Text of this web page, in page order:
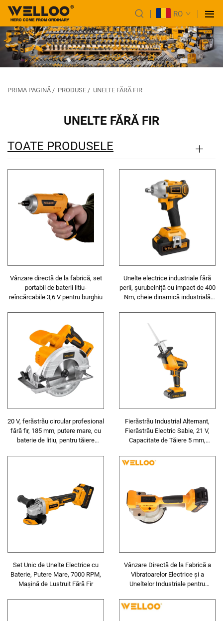
RO
PRIMA PAGINĂ / PRODUSE / UNELTE FĂRĂ FIR
UNELTE FĂRĂ FIR
TOATE PRODUSELE
Vânzare directă de la fabrică, set
portabil de baterii litiu-
reîncărcabile 3,6 V pentru burghiu
Unelte electrice industriale fără
perii, șurubelniță cu impact de 400
Nm, cheie dinamică industrială
20 V, ferăstrău circular profesional
fără fir, 185 mm, putere mare, cu
baterie de litiu, pentru tăiere
Fierăstrău Industrial Alternant,
Fierăstrău Electric Sabie, 21 V,
Capacitate de Tăiere 5 mm,
Baterie de Litiu
Set Unic de Unelte Electrice cu
Baterie, Putere Mare, 7000 RPM,
Mașină de Lustruit Fără Fir
Vânzare Directă de la Fabrică a
Vibratoarelor Electrice și a
Uneltelor Industriale pentru